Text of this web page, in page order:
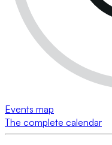
Events map
The complete calendar